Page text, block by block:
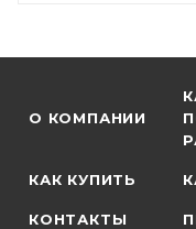
О КОМПАНИИ
КАК КУПИТЬ
КОНТАКТЫ